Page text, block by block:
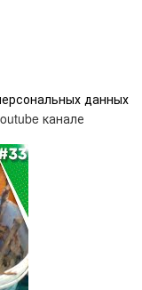
данных
канале